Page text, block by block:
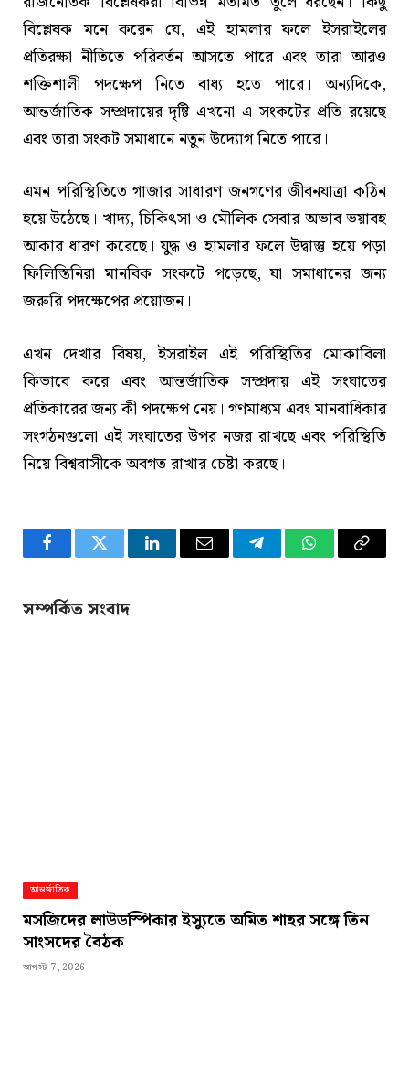
বিশ্লেষক মনে করেন যে, এই হামলার ফলে ইসরাইলের
প্রতিরক্ষা নীতিতে পরিবর্তন আসতে পারে এবং তারা আরও
শক্তিশালী পদক্ষেপ নিতে বাধ্য হতে পারে। অন্যদিকে,
আন্তর্জাতিক সম্প্রদায়ের দৃষ্টি এখনো এ সংকটের প্রতি রয়েছে
এবং তারা সংকট সমাধানে নতুন উদ্যোগ নিতে পারে।
এমন পরিস্থিতিতে গাজার সাধারণ জনগণের জীবনযাত্রা কঠিন
হয়ে উঠেছে। খাদ্য, চিকিৎসা ও মৌলিক সেবার অভাব ভয়াবহ
আকার ধারণ করেছে। যুদ্ধ ও হামলার ফলে উদ্বাস্তু হয়ে পড়া
ফিলিস্তিনিরা মানবিক সংকটে পড়েছে, যা সমাধানের জন্য
জরুরি পদক্ষেপের প্রয়োজন।
এখন দেখার বিষয়, ইসরাইল এই পরিস্থিতির মোকাবিলা
কিভাবে করে এবং আন্তর্জাতিক সম্প্রদায় এই সংঘাতের
প্রতিকারের জন্য কী পদক্ষেপ নেয়। গণমাধ্যম এবং মানবাধিকার
সংগঠনগুলো এই সংঘাতের উপর নজর রাখছে এবং পরিস্থিতি
নিয়ে বিশ্ববাসীকে অবগত রাখার চেষ্টা করছে।
FacebookTwitter LinkedInEmail TelegramWhatsApp
Copy
সম্পর্কিত সংবাদ
আন্তর্জাতিক
মসজিদের লাউডস্পিকার ইস্যুতে অমিত শাহর সঙ্গে তিন
সাংসদের বৈঠক
আগস্ট 7, 2026